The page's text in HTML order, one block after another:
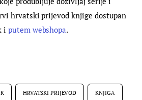
hrvatski prijevod knjige dostupan
i putem webshopa.
HRVATSKI PRIJEVOD KNJIGA